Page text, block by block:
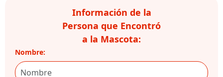
Información de la
Persona que Encontró
a la Mascota:
Nombre: